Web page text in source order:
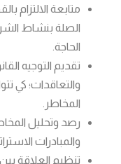
متابعة الالتزام
الصلة بنشاط
الحاجة.
تقديم التوجيه
والتعاقدات؛ كي
المخاطر.
رصد وتحليل
والمبادرات
تنظيم العلاقة